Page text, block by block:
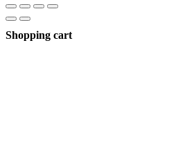
Shopping cart